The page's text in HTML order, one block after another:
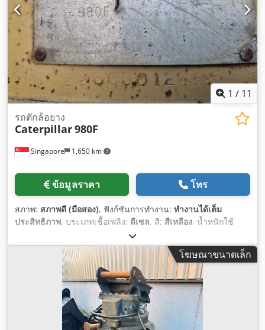
1 / 11
Singapore 1,650 km
รถตักล้อยาง
Caterpillar980F
ข้อมูลราคา โทร
สภาพ: สภาพดี (มือสอง), ฟังก์ชันการทำงาน: ทำงานได้เต็ม
ประสิทธิภาพ, ประเภทเชื้อเพลิง: ดีเซล, สี: สีเหลือง, น้ำหนักใช้
1, ปีที่ผลิต:
เครื่องจักร/ยานพาหนะ:8CJ01246, อุปกรณ์:ห้องโดยสาร,
โฆษณาขนาดเล็ก